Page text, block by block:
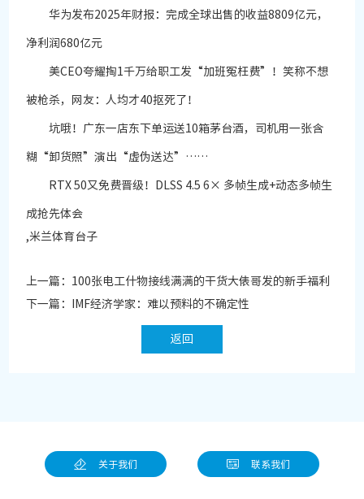
华为发布2025年财报：完成全球出售的收益8809亿元，
净利润680亿元
美CEO夸耀掏1千万给职工发“加班冤枉费”！笑称不想
被枪杀，网友：人均才40抠死了！
坑哦！广东一店东下单运送10箱茅台酒，司机用一张含
糊“卸货照”演出“虚伪送达”……
RTX 50又免费晋级！DLSS 4.5 6× 多帧生成+动态多帧生
成抢先体会
,米兰体育台子
上一篇： 100张电工什物接线满满的干货大俵哥发的新手福利
下一篇：
IMF经济学家：难以预料的不确定性
返回
关于我们 联系我们